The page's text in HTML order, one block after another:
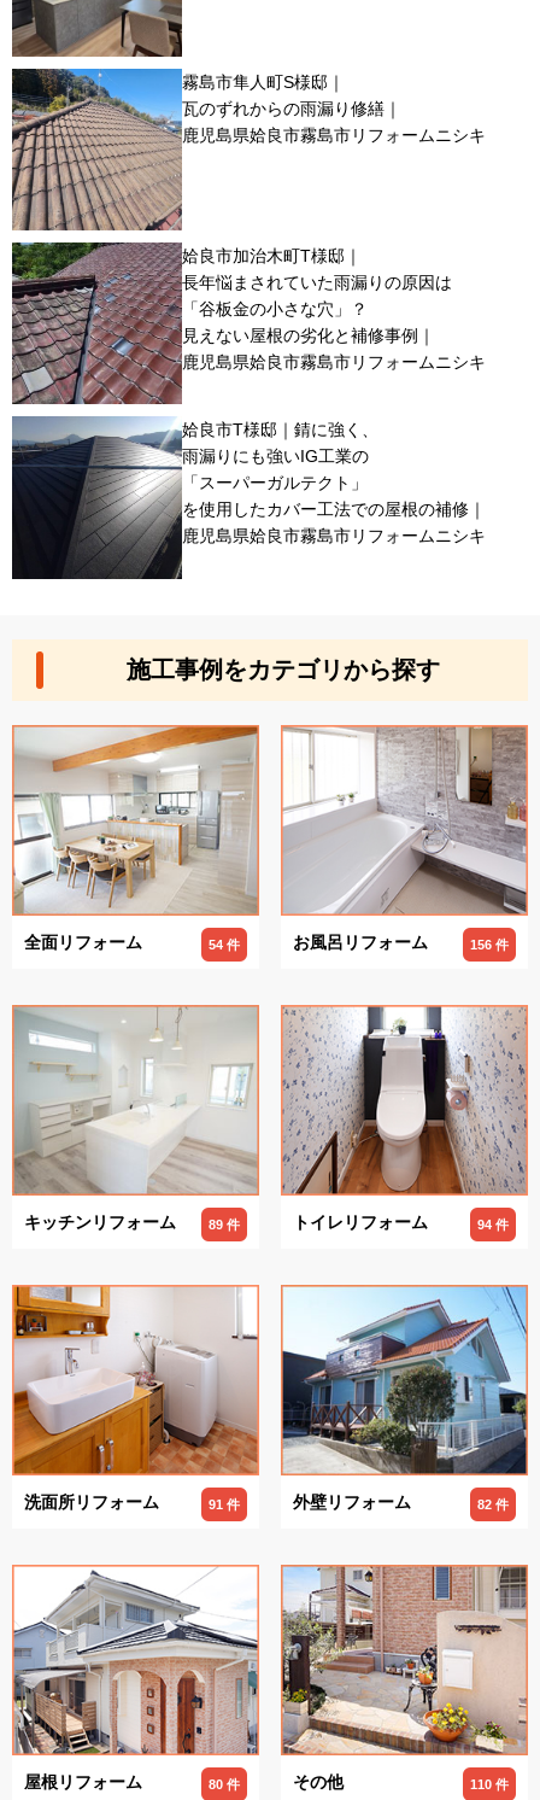
霧島市隼人町S様邸｜
瓦のずれからの雨漏り修繕｜
鹿児島県姶良市霧島市リフォームニシキ
姶良市加治木町T様邸｜
長年悩まされていた雨漏りの原因は
「谷板金の小さな穴」？
見えない屋根の劣化と補修事例｜
鹿児島県姶良市霧島市リフォームニシキ
姶良市T様邸｜錆に強く、
雨漏りにも強いIG工業の
「スーパーガルテクト」
を使用したカバー工法での屋根の補修｜
鹿児島県姶良市霧島市リフォームニシキ
施工事例をカテゴリから探す
全面リフォーム 54 件 お風呂リフォーム 156 件
キッチンリフォーム 89 件 トイレリフォーム 94 件
洗面所リフォーム 91 件 外壁リフォーム 82 件
屋根リフォーム 80 件 その他 110 件